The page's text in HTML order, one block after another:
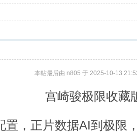
本帖最后由 n805 于 2025-10-13
宫崎骏极限收藏
，正片数据AI到极限